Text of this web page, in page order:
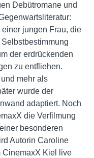
Debütromane und
jungen Frau, die
der erdrückenden
zu entfliehen.
mehr als
wurde der
adaptiert. Noch
die Verfilmung
besonderen
Autorin Caroline
CinemaxX Kiel live